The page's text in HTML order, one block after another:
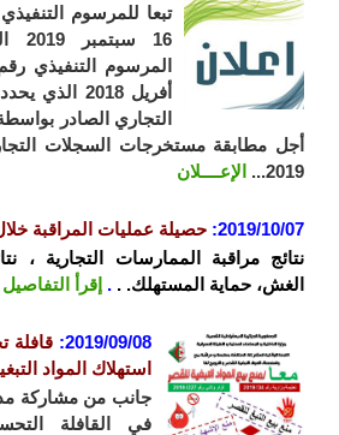
16
أفريل 2018
التجاري الصادر
2019...
الإعــــلان
2019/10/07
: حصيلة عمليات المراقبة خلال
نتائج مراقبة الممارسات التجارية ،
الغش، حماية المستهلك. . . إقرأ التفاصيل
2019/09/08
: قافلة
استهلاك المواد
جانب من مشاركة
في القافلة